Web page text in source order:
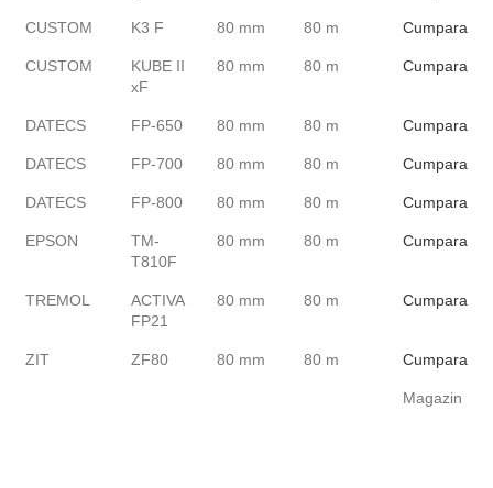
CUSTOM K3 F 80 mm 80 m Cumpara
CUSTOM
KUBE II
xF
80 mm 80 m Cumpara
DATECS FP-650 80 mm 80 m Cumpara
DATECS FP-700 80 mm 80 m Cumpara
DATECS FP-800 80 mm 80 m Cumpara
EPSON
TM-
T810F
80 mm 80 m Cumpara
TREMOL
ACTIVA
FP21
80 mm 80 m Cumpara
ZIT ZF80 80 mm 80 m Cumpara
Magazin